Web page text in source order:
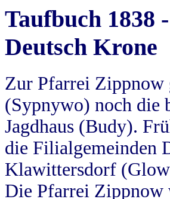
Taufbuch 1838
Deutsch Krone
Zur Pfarrei Zippnow
(Sypnywo) noch die
Jagdhaus (Budy).
die Filialgemeinden
Klawittersdorf
Die Pfarrei Zippnow